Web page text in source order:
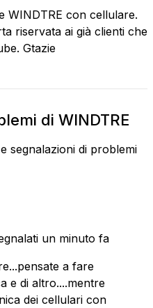
WINDTRE con cellulare.
riservata ai già clienti che
Gtazie
di WINDTRE
segnalazioni di problemi
un minuto fa
a fare
e di altro....mentre
dei cellulari con